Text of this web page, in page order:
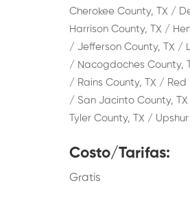
Cherokee County, TX /
Harrison County, TX /
/ Jefferson County, TX /
/ Nacogdoches County,
/ Rains County, TX / Red
/ San Jacinto County,
Tyler County, TX /
Costo/Tarifas:
Gratis